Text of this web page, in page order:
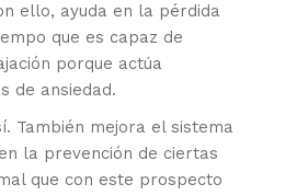
ello, ayuda en la pérdida
que es capaz de
porque actúa
de ansiedad.
También mejora el sistema
la prevención de ciertas
que con este prospecto